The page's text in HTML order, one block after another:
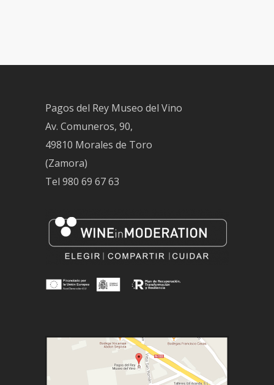
Pagos del Rey Museo del Vino
Av. Comuneros, 90,
49810 Morales de Toro
(Zamora)
Tel 980 69 67 63